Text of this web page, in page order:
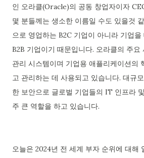
인 오라클(Oracle)의 공동 창업자이자
몇 분들께는 생소한 이름일 수도 있을것
으로 영업하는 B2C 기업이 아니라 기업
B2B 기업이기 때문입니다. 오라클의 주요
관리 시스템이며 기업용 애플리케이션의
고 관리하는 데 사용되고 있습니다. 대규
한 보안으로 글로벌 기업들의 IT 인프라
주 큰 역할을 하고 있습니다.
오늘은 2024년 전 세계 부자 순위에 대해